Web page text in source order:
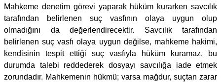
Mahkeme denetim görevi yaparak hüküm kurarken savcılık
tarafından belirlenen suç vasfının olaya uygun olup
olmadığını da değerlendirecektir. Savcılık tarafından
belirlenen suç vasfı olaya uygun değilse, mahkeme hakimi,
kendisinin tespit ettiği suç vasfıyla hüküm kuramaz, bu
durumda talebi reddederek dosyayı savcılığa iade etmek
zorundadır. Mahkemenin hükmü; varsa mağdur, suçtan zarar